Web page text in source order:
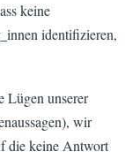
keine
identifizieren,
Lügen unserer
wir
die keine Antwort